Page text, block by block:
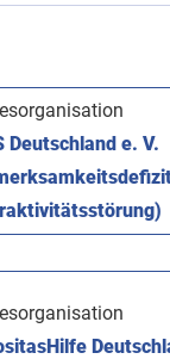
Deutschland e. V.